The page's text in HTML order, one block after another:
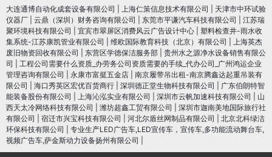
大连通博自动化成套设备有限公司 上海仁策信息技术有限公司
天津市中环试验
仪器厂
云鼎（深圳）财务咨询有限公司 东莞市平谦汽车科技有限公司
江苏瑞
聚环境科技有限公司
宜宾市翠屏区消费风云广告设计中心
塑料检查井-雨水收
集系统-江苏康凯管业有限公司
维欧国际教育科技（北京）有限公司
上海英杰
废旧物资回收有限公司
东营区学德保洁服务部
贵州水之源净水设备销售有限公
司
工程公司需要什么资质_办劳务公司资质需要的手续_代办公司_广州鸿运企业
管理咨询有限公司
永康市富挺五金店
南京履带吊出租-南京腾鑫达起重吊装有
限公司
海口秀英区宏优百货商行 深圳德正堂生物科技有限公司
广东伯朗特智
能装备股份有限公司
上海沁泓实业有限公司 深圳市云帆加速科技有限公司
山
西天太冷网络科技有限公司
潍坊超鑫工贸有限公司
深圳市迦南美地国际旅行社
有限公司
宿迁市兴宝科技有限公司 河北尔盾丝网制品有限公司
北京北科绿洁
环保科技有限公司
专业生产LED广告车,LED宣传车，宣传车,多功能流动舞台车,
视频广告车,萨金斯动力设备扬州有限公司